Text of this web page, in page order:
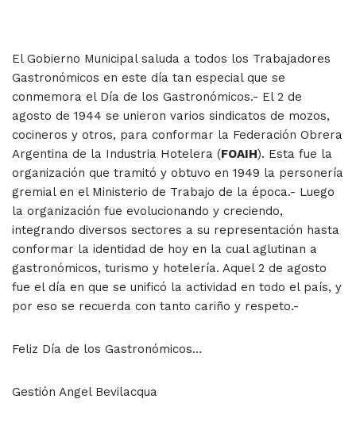
El Gobierno Municipal saluda a todos los Trabajadores
Gastronómicos en este día tan especial que se
conmemora el Día de los Gastronómicos.- El 2 de
agosto de 1944 se unieron varios sindicatos de mozos,
cocineros y otros, para conformar la Federación Obrera
Argentina de la Industria Hotelera (FOAIH). Esta fue la
organización que tramitó y obtuvo en 1949 la personería
gremial en el Ministerio de Trabajo de la época.- Luego
la organización fue evolucionando y creciendo,
integrando diversos sectores a su representación hasta
conformar la identidad de hoy en la cual aglutinan a
gastronómicos, turismo y hotelería. Aquel 2 de agosto
fue el día en que se unificó la actividad en todo el país, y
por eso se recuerda con tanto cariño y respeto.-
Feliz Día de los Gastronómicos…
Gestión Angel Bevilacqua